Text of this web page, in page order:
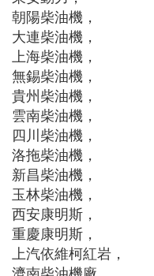
朝陽柴油機，
大連柴油機，
上海柴油機，
無錫柴油機，
貴州柴油機，
雲南柴油機，
四川柴油機，
洛拖柴油機，
新昌柴油機，
玉林柴油機，
西安康明斯，
重慶康明斯，
上汽依維柯紅岩，